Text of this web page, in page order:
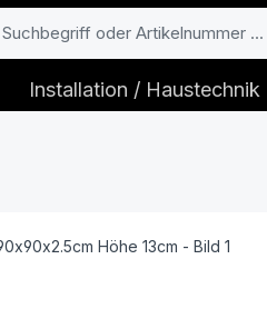
Installation / Haustechnik